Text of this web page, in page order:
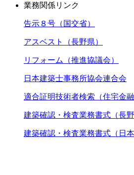
業務関係リンク
告示８号（国交省）
アスベスト（長野県）
リフォーム（推進協議会）
日本建築士事務所協会連合会
適合証明技術者検索（住宅金融
建築確認・検査業務書式（長
建築確認・検査業務書式（日本